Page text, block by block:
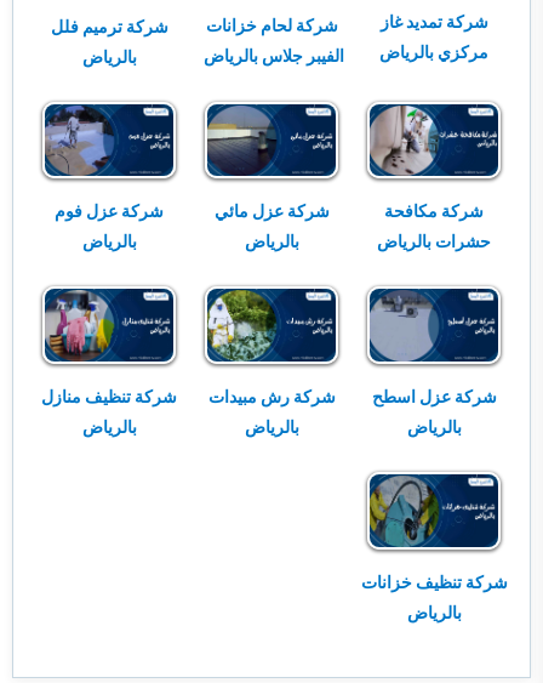
شركة تمديد غاز
مركزي بالرياض
شركة لحام خزانات
الفيبر جلاس بالرياض
شركة ترميم فلل
بالرياض
شركة مكافحة
حشرات بالرياض
شركة عزل مائي
بالرياض
شركة عزل فوم
بالرياض
شركة عزل اسطح
بالرياض
شركة رش مبيدات
بالرياض
شركة تنظيف منازل
بالرياض
شركة تنظيف خزانات
بالرياض